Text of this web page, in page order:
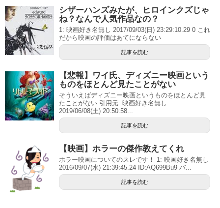
シザーハンズみたが、ヒロインクズじゃ
ね？なんで人気作品なの？
1: 映画好き名無し 2017/09/03(日) 23:29:10.29 0 これ
だから映画の評価はあてにならない
記事を読む
【悲報】ワイ氏、ディズニー映画という
ものをほとんど見たことがない
そういえばディズニー映画というものをほとんど見
たことがない 引用元: 映画好き名無し
2019/06/08(土) 20:50:58...
記事を読む
【映画】ホラーの傑作教えてくれ
ホラー映画についてのスレです！ 1: 映画好き名無し
2016/09/07(水) 21:39:45.24 ID:AQ699Bu9 バ...
記事を読む